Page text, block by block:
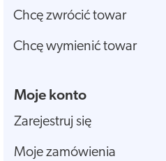
Chcę zwrócić towar
Chcę wymienić towar
Moje konto
Zarejestruj się
Moje zamówienia